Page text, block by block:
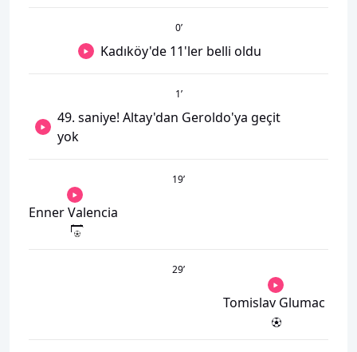
0’
Kadıköy'de 11'ler belli oldu
1’
49. saniye! Altay'dan Geroldo'ya geçit
yok
19’
Enner Valencia
29’
Tomislav Glumac